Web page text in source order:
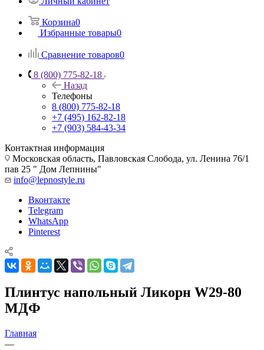
Корзина0
Избранные товары0
Сравнение товаров0
8 (800) 775-82-18
Назад
Телефоны
8 (800) 775-82-18
+7 (495) 162-82-18
+7 (903) 584-43-34
Контактная информация
Московская область, Павловская Слобода, ул. Ленина 76/1
пав 25 " Дом Лепнины"
info@lepnostyle.ru
Вконтакте
Telegram
WhatsApp
Pinterest
Плинтус напольный Ликорн W29-80
МДФ
Главная
—